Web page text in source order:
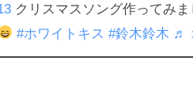
クリスマスソング作ってみ
#ホワイトキス #鈴木鈴木 ♬